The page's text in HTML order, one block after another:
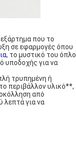
που το
σε εφαρμογές όπου
, το μυστικό του όπλο
υποδοχής για να
τρυπημένη ή
περιβάλλον υλικό**,
από
λεπτά για να